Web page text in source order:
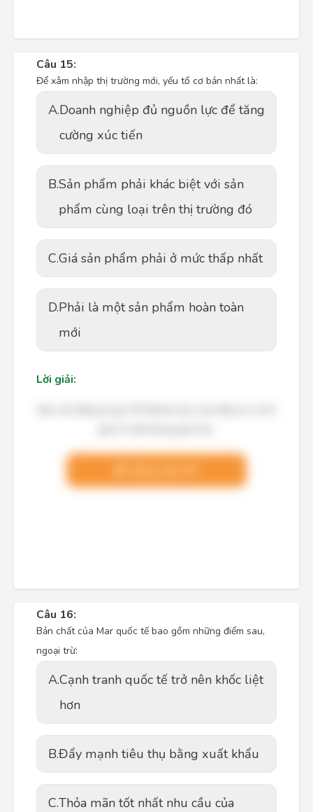
Câu 15:
Để xâm nhập thị trường mới, yếu tố cơ bản nhất là:
A.Doanh nghiệp đủ nguồn lực để tăng
cường xúc tiến
B.Sản phẩm phải khác biệt với sản
phẩm cùng loại trên thị trường đó
C.Giá sản phẩm phải ở mức thấp nhất
D.Phải là một sản phẩm hoàn toàn
mới
Lời giải:
Câu 16:
Bản chất của Mar quốc tế bao gồm những điểm sau,
ngoại trừ:
A.Cạnh tranh quốc tế trở nên khốc liệt
hơn
B.Đẩy mạnh tiêu thụ bằng xuất khẩu
C.Thỏa mãn tốt nhất nhu cầu của